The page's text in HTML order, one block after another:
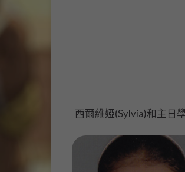
西爾維婭(Sylvia)和主日